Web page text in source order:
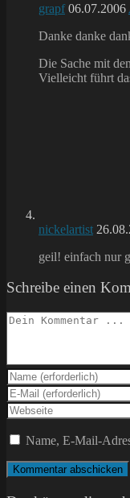
grapf 06.07.2006
Danke danke
Die Sache mit
Vielleicht führt
nickelartist
geil! einfach nur
Schreibe einen
Kommentieren
Gib
deinen
Namen
oder
Benutzernamen
zum
Kommentieren
ein
Gib
deine
E-
Mail-
Adresse
zum
Kommentieren
Gib
deine
Website-
ein
(optional)
Name, E-Mail-